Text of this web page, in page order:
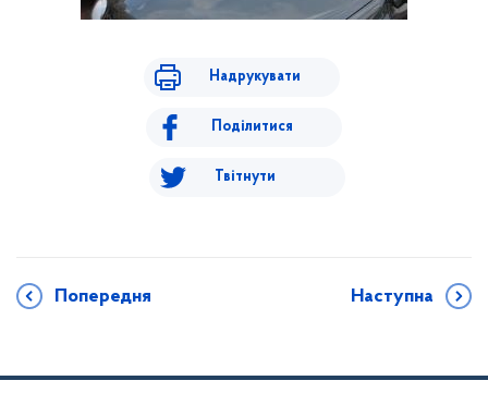
Надрукувати
Поділитися
Твітнути
Попередня Наступна